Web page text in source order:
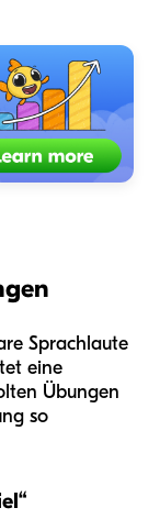
Sprachlaute
eine
Übungen
so